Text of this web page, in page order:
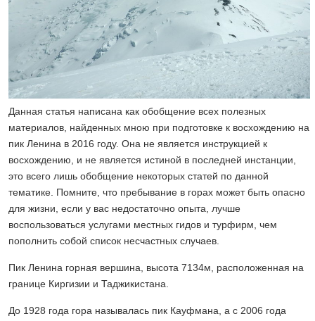
Данная статья написана как обобщение всех полезных
материалов, найденных мною при подготовке к восхождению на
пик Ленина в 2016 году. Она не является инструкцией к
восхождению, и не является истиной в последней инстанции,
это всего лишь обобщение некоторых статей по данной
тематике. Помните, что пребывание в горах может быть опасно
для жизни, если у вас недостаточно опыта, лучше
воспользоваться услугами местных гидов и турфирм, чем
пополнить собой список несчастных случаев.
Пик Ленина горная вершина, высота 7134м, расположенная на
границе Киргизии и Таджикистана.
До 1928 года гора называлась пик Кауфмана, а с 2006 года